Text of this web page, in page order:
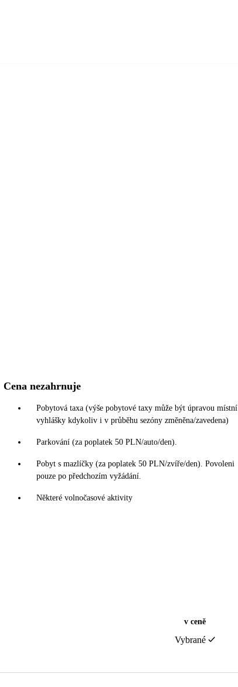
Cena nezahrnuje
Pobytová taxa (výše pobytové taxy může být úpravou místní
vyhlášky kdykoliv i v průběhu sezóny změněna/zavedena)
Parkování (za poplatek 50 PLN/auto/den).
Pobyt s mazlíčky (za poplatek 50 PLN/zvíře/den). Povoleni
pouze po předchozím vyžádání.
Některé volnočasové aktivity
v ceně
Vybrané